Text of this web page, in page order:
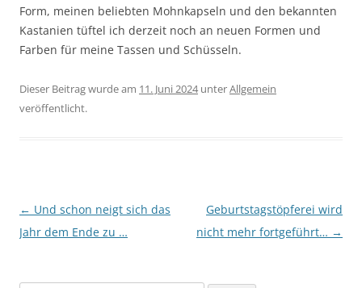
Form, meinen beliebten Mohnkapseln und den bekannten
Kastanien tüftel ich derzeit noch an neuen Formen und
Farben für meine Tassen und Schüsseln.
Dieser Beitrag wurde am 11. Juni 2024unterAllgemein
veröffentlicht.
Beitragsnavigation
← Und schon neigt sich das
Jahr dem Ende zu …
Geburtstagstöpferei wird
nicht mehr fortgeführt… →